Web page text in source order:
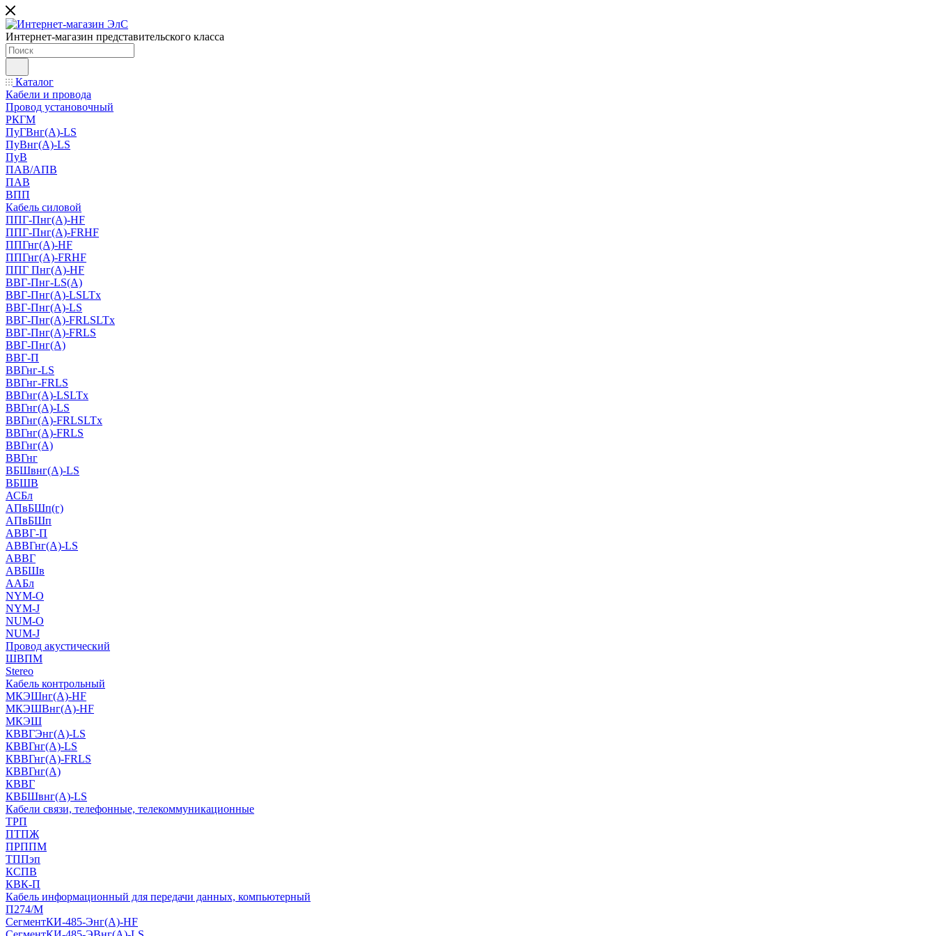
Интернет-магазин представительского класса
Каталог
Кабели и провода
Провод установочный
РКГМ
ПуГВнг(А)-LS
ПуВнг(А)-LS
ПуВ
ПАВ/АПВ
ПАВ
ВПП
Кабель силовой
ППГ-Пнг(А)-HF
ППГ-Пнг(А)-FRHF
ППГнг(А)-HF
ППГнг(А)-FRHF
ППГ Пнг(А)-HF
ВВГ-Пнг-LS(А)
ВВГ-Пнг(А)-LSLTx
ВВГ-Пнг(А)-LS
ВВГ-Пнг(А)-FRLSLTx
ВВГ-Пнг(А)-FRLS
ВВГ-Пнг(А)
ВВГ-П
ВВГнг-LS
ВВГнг-FRLS
ВВГнг(А)-LSLTx
ВВГнг(А)-LS
ВВГнг(А)-FRLSLTx
ВВГнг(А)-FRLS
ВВГнг(А)
ВВГнг
ВБШвнг(А)-LS
ВБШВ
АСБл
АПвБШп(г)
АПвБШп
АВВГ-П
АВВГнг(А)-LS
АВВГ
АВБШв
ААБл
NYM-O
NYM-J
NUM-О
NUM-J
Провод акустический
ШВПМ
Stereo
Кабель контрольный
МКЭШнг(A)-HF
МКЭШВнг(А)-HF
МКЭШ
КВВГЭнг(А)-LS
КВВГнг(А)-LS
КВВГнг(А)-FRLS
КВВГнг(А)
КВВГ
КВБШвнг(А)-LS
Кабели связи, телефонные, телекоммуникационные
ТРП
ПТПЖ
ПРППМ
ТППэп
КСПВ
КВК-П
Кабель информационный для передачи данных, компьютерный
П274/М
СегментКИ-485-Энг(А)-HF